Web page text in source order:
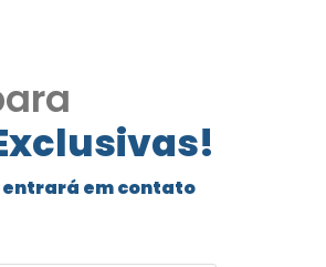
entrará em contato